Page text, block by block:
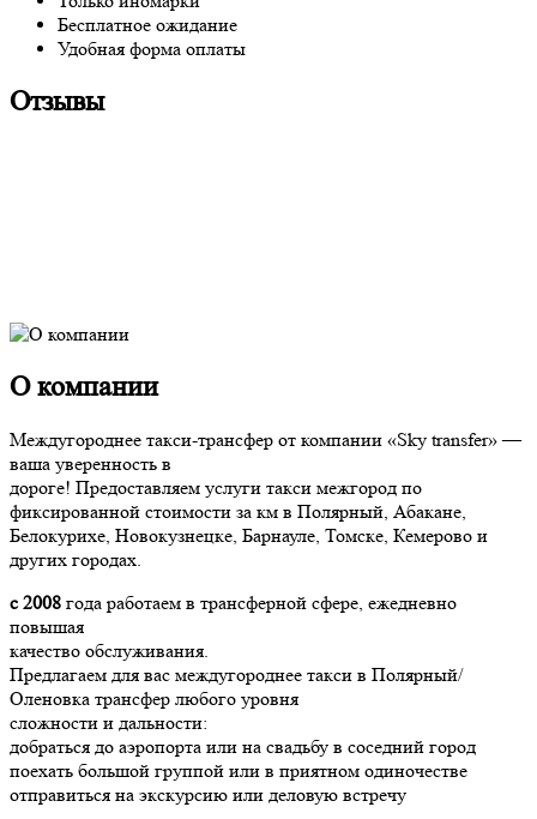
Бесплатное ожидание
Удобная форма оплаты
Отзывы
О компании
Междугороднее такси-трансфер от компании «Sky transfer» —
ваша уверенность в
дороге! Предоставляем услуги такси межгород по
фиксированной стоимости за км в Полярный, Абакане,
Белокурихе, Новокузнецке, Барнауле, Томске, Кемерово и
других городах.
с 2008 года работаем в трансферной сфере, ежедневно
повышая
качество обслуживания.
Предлагаем для вас междугороднее такси в Полярный/
Оленовка трансфер любого уровня
сложности и дальности:
добраться до аэропорта или на свадьбу в соседний город
поехать большой группой или в приятном одиночестве
отправиться на экскурсию или деловую встречу